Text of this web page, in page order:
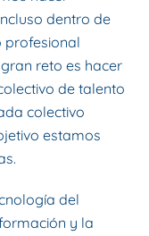
dentro de
profesional
reto es hacer
de talento
colectivo
estamos
del
y la